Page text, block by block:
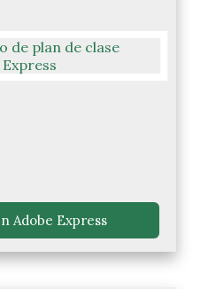
Adobe Express